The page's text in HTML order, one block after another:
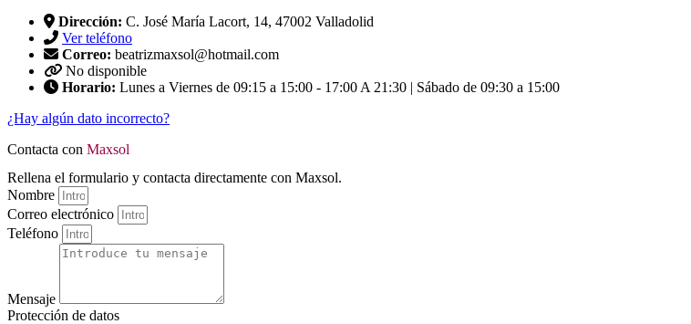
Dirección: C. José María Lacort, 14, 47002 Valladolid
Ver teléfono
Correo: beatrizmaxsol@hotmail.com
No disponible
Horario: Lunes a Viernes de 09:15 a 15:00 - 17:00 A 21:30 | Sábado de 09:30 a 15:00
¿Hay algún dato incorrecto?
Contacta con Maxsol
Rellena el formulario y contacta directamente con Maxsol.
Nombre
Correo electrónico
Teléfono
Mensaje
Protección de datos